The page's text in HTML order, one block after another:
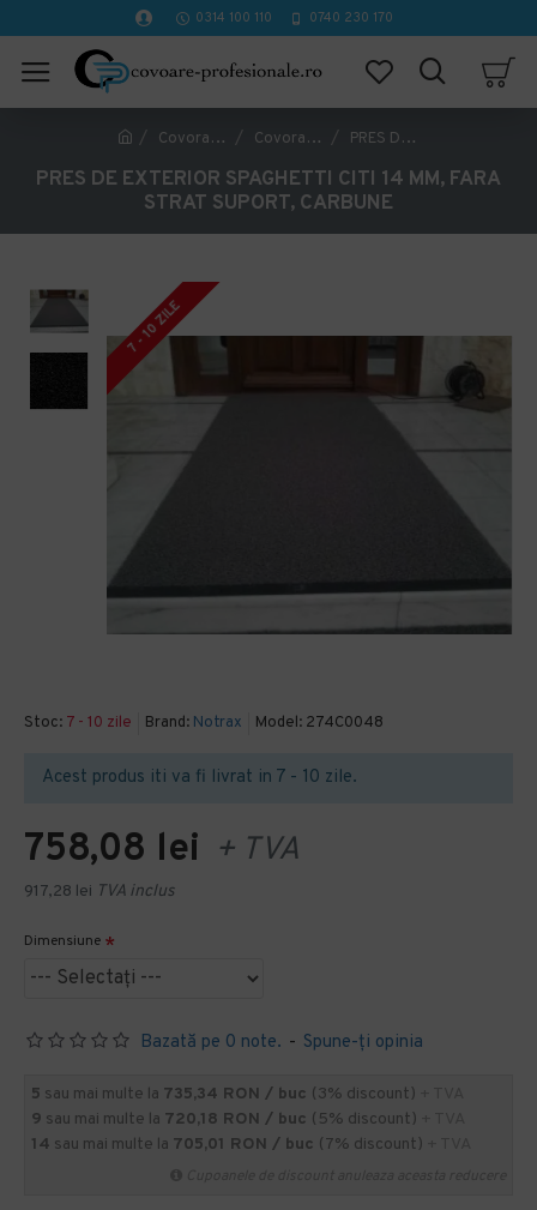
0314 100 110 0740 230 170
Covorase Profesionale Covorase de exterior PRES DE EXTERIOR SPAGHETTI CITI 14 MM, FARA STRAT SUPORT, CARBUNE
PRES DE EXTERIOR SPAGHETTI CITI 14 MM, FARA
STRAT SUPORT, CARBUNE
7 - 10 ZILE
Stoc: 7 - 10 zile Brand: Notrax Model: 274C0048
Acest produs iti va fi livrat in 7 - 10 zile.
Bazată pe 0 note. - Spune-ţi opinia
758,08 lei + TVA
917,28 lei TVA inclus
Dimensiune
5 sau mai multe la 735,34 RON / buc (3% discount)
9 sau mai multe la 720,18 RON / buc (5% discount)
14 sau mai multe la 705,01 RON / buc (7% discount)